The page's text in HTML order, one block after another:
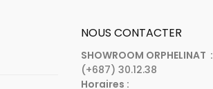
NOUS CONTACTER
SHOWROOM ORPHELINAT :
(+687) 30.12.38
Horaires :